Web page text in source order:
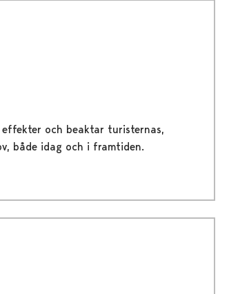
och beaktar turisternas,
både idag och i framtiden.